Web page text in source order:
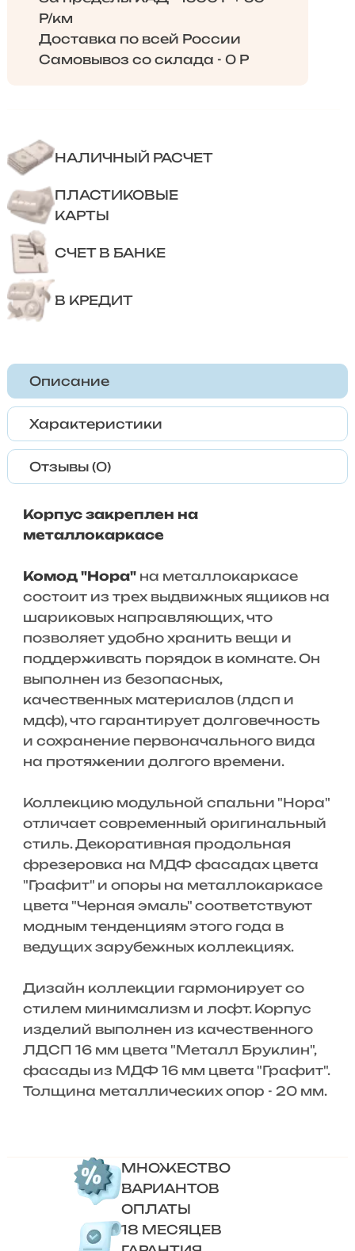
Р/км
Доставка по всей России
Самовывоз со склада - 0 Р
НАЛИЧНЫЙ РАСЧЕТ
ПЛАСТИКОВЫЕ
КАРТЫ
СЧЕТ В БАНКЕ
В КРЕДИТ
Описание
Характеристики
Отзывы (0)
Корпус закреплен на
металлокаркасе
Комод "Нора" на металлокаркасе
состоит из трех выдвижных ящиков на
шариковых направляющих, что
позволяет удобно хранить вещи и
поддерживать порядок в комнате. Он
выполнен из безопасных,
качественных материалов (лдсп и
мдф), что гарантирует долговечность
и сохранение первоначального вида
на протяжении долгого времени.
Коллекцию модульной спальни "Нора"
отличает современный оригинальный
стиль. Декоративная продольная
фрезеровка на МДФ фасадах цвета
"Графит" и опоры на металлокаркасе
цвета "Черная эмаль" соответствуют
модным тенденциям этого года в
ведущих зарубежных коллекциях.
Дизайн коллекции гармонирует со
стилем минимализм и лофт. Корпус
изделий выполнен из качественного
ЛДСП 16 мм цвета "Металл Бруклин",
фасады из МДФ 16 мм цвета "Графит".
Толщина металлических опор - 20 мм.
МНОЖЕСТВО
ВАРИАНТОВ
ОПЛАТЫ
18 МЕСЯЦЕВ